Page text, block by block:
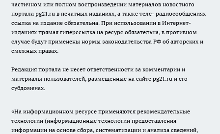
частичном или полном воспроизведении материалов новостного
портала pg21.ru в печатных изданиях, а также теле- радиосообщениях
ссылка на издание обязательна. При использовании в Интернет-
изданиях прямая гиперссылка на ресурс обязательна, в противном
случае будут применены нормы законодательства РФ об авторских и
смежных правах.
Редакция портала не несет ответственности за комментарии и
материалы пользователей, размещенные на сайте pg21.ru и его
субдоменах.
«На информационном ресурсе применяются рекомендательные
технологии (информационные технологии предоставления
информации на основе сбора, систематизации и анализа сведений,